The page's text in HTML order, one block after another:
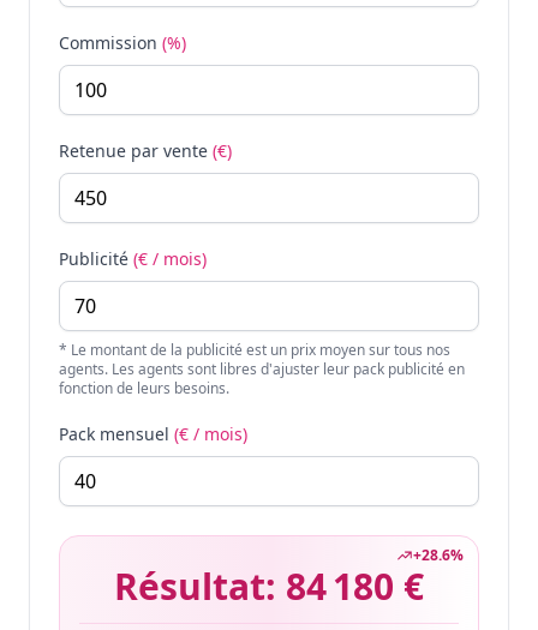
Commission (%)
Retenue par vente (€)
Publicité (€ / mois)
* Le montant de la publicité est un prix moyen sur tous nos
agents. Les agents sont libres d'ajuster leur pack publicité en
fonction de leurs besoins.
Pack mensuel (€ / mois)
+28.6%
Résultat: 84 180 €